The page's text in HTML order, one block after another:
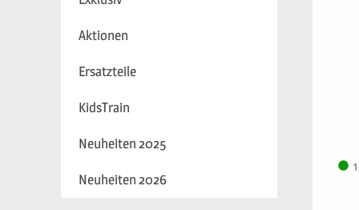
Aktionen
Ersatzteile
KidsTrain
Neuheiten 2025
Neuheiten 2026